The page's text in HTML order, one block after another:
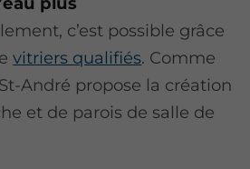
c’est possible grâce
vitriers qualifiés. Comme
André propose la création
et de parois de salle de